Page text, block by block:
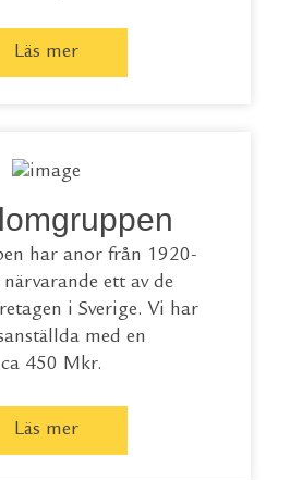
Läs mer
har anor från 1920-
ett av de
i Sverige. Vi har
med en
450 Mkr.
Läs mer